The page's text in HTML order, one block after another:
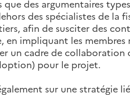
que des argumentaires
des spécialistes de la
afin de susciter des
impliquant les
un cadre de collaboration
pour le projet.
sur une stratégie